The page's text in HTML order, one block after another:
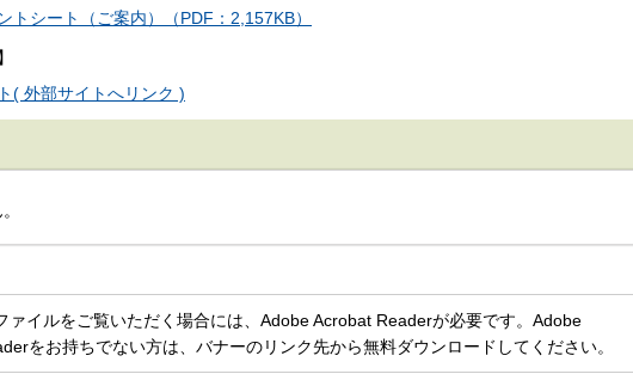
トシート（ご案内）（PDF：2,157KB）
( 外部サイトへリンク )
ァイルをご覧いただく場合には、Adobe Acrobat Readerが必要です。Adobe
をお持ちでない方は、バナーのリンク先から無料ダウンロードしてください。